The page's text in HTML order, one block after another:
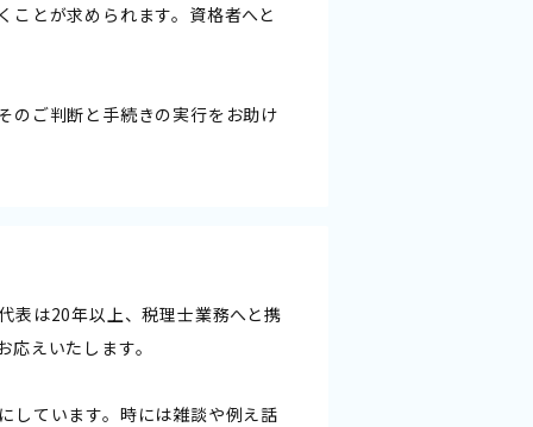
ことが求められます。資格者へと
のご判断と手続きの実行をお助け
表は20年以上、税理士業務へと携
えいたします。
しています。時には雑談や例え話